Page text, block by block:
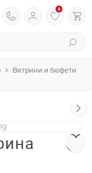
0
Витрини и бюфети